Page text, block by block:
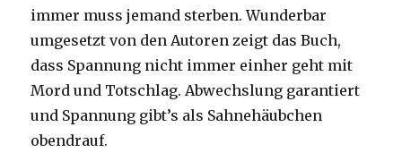
immer muss jemand sterben. Wunderbar
umgesetzt von den Autoren zeigt das Buch,
dass Spannung nicht immer einher geht mit
Mord und Totschlag. Abwechslung garantiert
und Spannung gibt’s als Sahnehäubchen
obendrauf.